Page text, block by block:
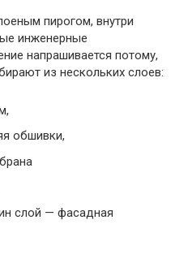
пирогом, внутри
инженерные
напрашивается потому,
из нескольких слоев:
обшивки,
слой — фасадная